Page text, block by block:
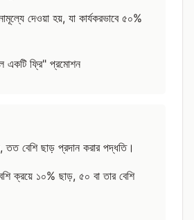
দেওয়া হয়, যা কার্যকরভাবে ৫০%
একটি ফ্রি" প্রমোশন
তত বেশি ছাড় প্রদান করার পদ্ধতি।
ক্রয়ে ১০% ছাড়, ৫০ বা তার বেশি